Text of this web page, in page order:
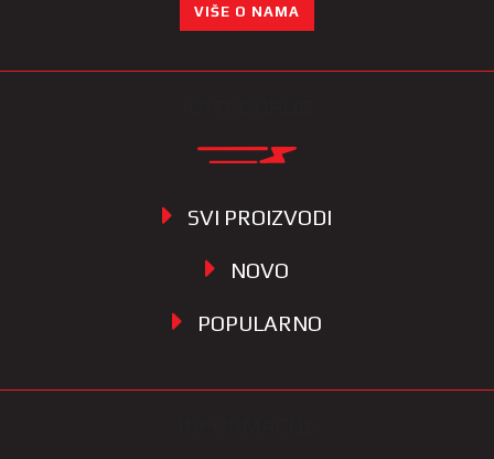
VIŠE O NAMA
SVI PROIZVODI
NOVO
POPULARNO